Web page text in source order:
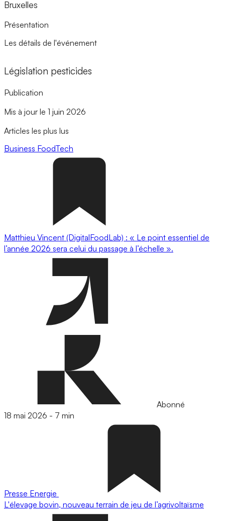
Bruxelles
Présentation
Les détails de l'événement
Législation pesticides
Publication
Mis à jour le 1 juin 2026
Articles les plus lus
Business FoodTech
Matthieu Vincent (DigitalFoodLab) : « Le point essentiel de
l’année 2026 sera celui du passage à l’échelle ».
Abonné
18 mai 2026 - 7 min
Presse Energie
L'élevage bovin, nouveau terrain de jeu de l’agrivoltaïsme